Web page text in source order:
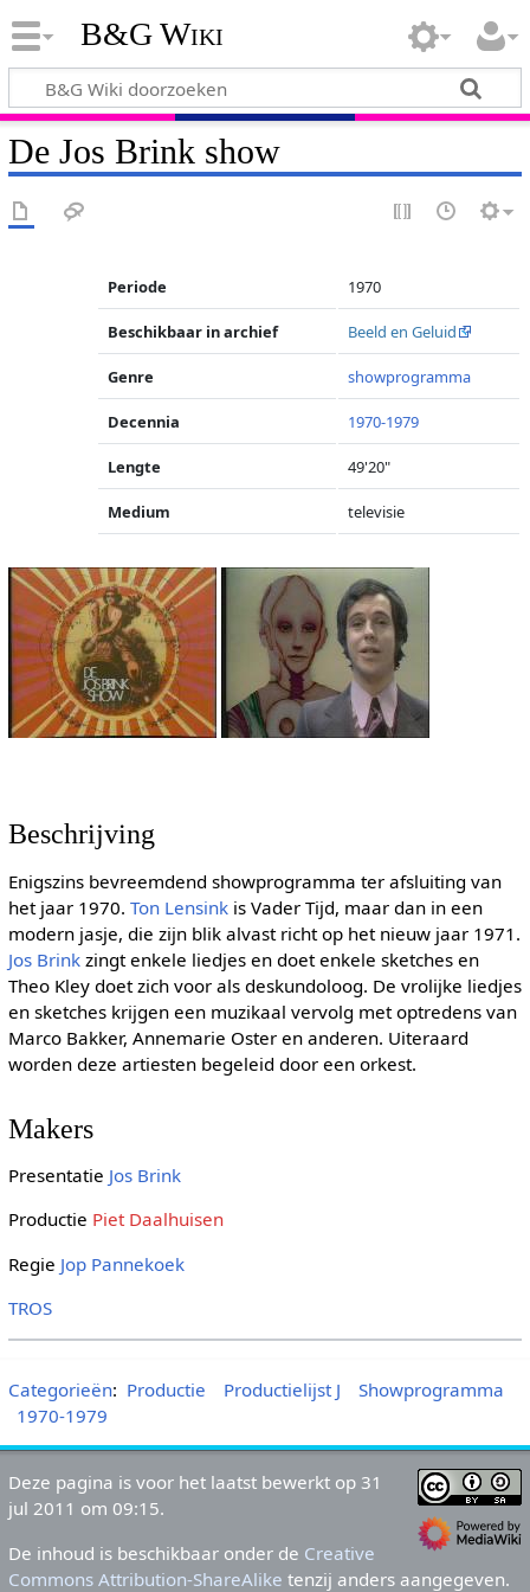
B&G Wiki
De Jos Brink show
Periode 1970
Beschikbaar in archief Beeld en Geluid
Genre showprogramma
Decennia 1970-1979
Lengte 49'20"
Medium televisie
Beschrijving
Enigszins bevreemdend showprogramma ter afsluiting van
het jaar 1970. Ton Lensinkis Vader Tijd, maar dan in een
modern jasje, die zijn blik alvast richt op het nieuw jaar 1971.
Jos Brinkzingt enkele liedjes en doet enkele sketches en
Theo Kley doet zich voor als deskundoloog. De vrolijke liedjes
en sketches krijgen een muzikaal vervolg met optredens van
Marco Bakker, Annemarie Oster en anderen. Uiteraard
worden deze artiesten begeleid door een orkest.
Makers
Presentatie Jos Brink
Productie Piet Daalhuisen
Regie Jop Pannekoek
TROS
Categorieën: Productie Productielijst J
Showprogramma
1970-1979
Deze pagina is voor het laatst bewerkt op 31
jul 2011 om 09:15.
De inhoud is beschikbaar onder de Creative
Commons Attribution-ShareAlike tenzij anders aangegeven.